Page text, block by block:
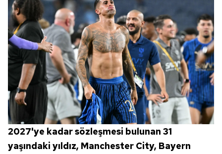
2027'ye kadar sözleşmesi bulunan 31
yaşındaki yıldız, Manchester City, Bayern